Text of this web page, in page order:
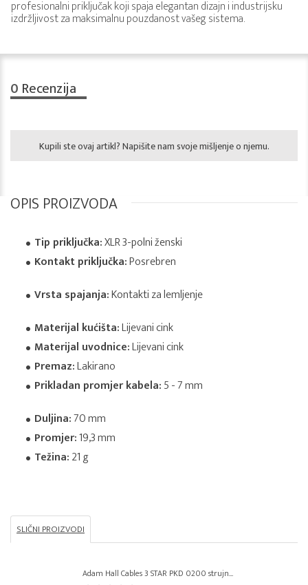
profesionalni priključak koji spaja elegantan dizajn i industrijsku
izdržljivost za maksimalnu pouzdanost vašeg sistema.
0 Recenzija
Kupili ste ovaj artikl? Napišite nam svoje mišljenje o njemu.
OPIS PROIZVODA
Tip priključka:XLR 3-polni ženski
Kontakt priključka:Posrebren
Vrsta spajanja:Kontakti za lemljenje
Materijal kućišta:Lijevani cink
Materijal uvodnice:Lijevani cink
Premaz:Lakirano
Prikladan promjer kabela:5 - 7 mm
Duljina:70 mm
Promjer:19,3 mm
Težina:21 g
SLIČNI PROIZVODI
Adam Hall Cables 3 STAR PKD 0200 strujn...